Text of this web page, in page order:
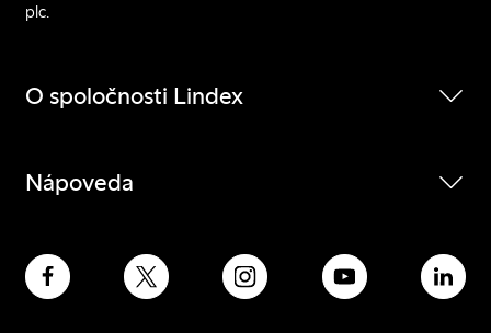
plc.
O spoločnosti Lindex
Nápoveda